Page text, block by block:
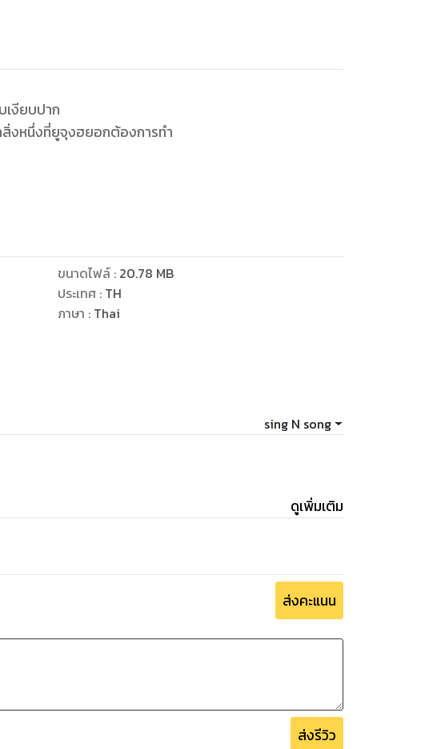
งียบปาก
กสิ่งหนึ่งที่ยูจุงฮยอกต้องการทำ
ได้ใน มุมมองนักอ่านพระเจ้า เล่ม 6!
ดนยมโลก
บัติต่อเผ่าพันธุ์อื่นเสียเอง!
ขนาดไฟล์: 20.78 MB
ประเทศ : TH
ภาษา : Thai
sing N song
ดูเพิ่มเติม
ส่งคะแนน
ส่งรีวิว